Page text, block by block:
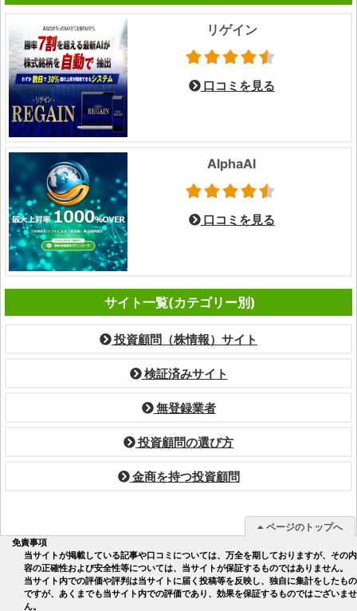
リゲイン
口コミを見る
AlphaAI
口コミを見る
サイト一覧(カテゴリー別)
投資顧問（株情報）サイト
検証済みサイト
無登録業者
投資顧問の選び方
金商を持つ投資顧問
免責事項
当サイトが掲載している記事や口コミについては、万全を期しておりますが、その内
容の正確性および安全性等については、当サイトが保証するものではありません。
当サイト内での評価や評判は当サイトに届く投稿等を反映し、独自に集計をしたもの
ですが、あくまでも当サイト内での評価であり、効果を保証するものではございませ
ん。
ページのトップへ